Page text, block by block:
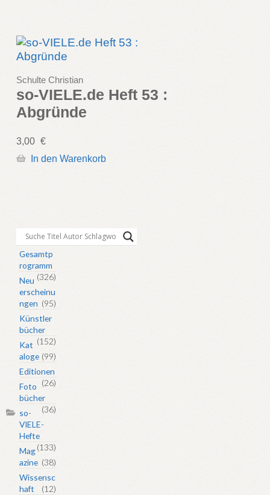
Schulte Christian
so-VIELE.de Heft 53 :
Abgründe
3,00 €
In den Warenkorb
Gesamtp
rogramm
(326)
Neu
erscheinu
ngen (95)
Künstler
bücher
(152)
Kat
aloge (99)
Editionen
(26)
Foto
bücher
(36)
so-
VIELE-
Hefte
(133)
Mag
azine (38)
Wissensc
haft
(12)